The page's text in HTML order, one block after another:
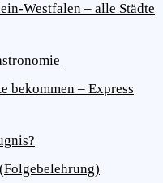
Westfalen – alle Städte
bekommen – Express